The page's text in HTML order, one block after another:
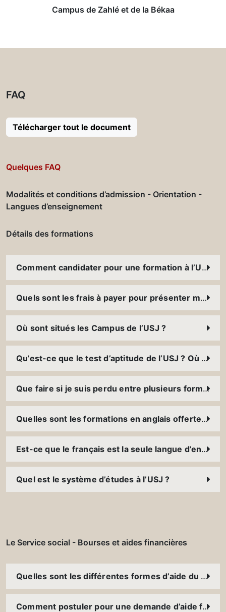
Campus de Zahlé et de la Békaa
FAQ
Télécharger tout le document
Quelques FAQ
Modalités et conditions d’admission - Orientation -
Langues d’enseignement
Détails des formations
Comment candidater pour une formation à l’USJ ?
Quels sont les frais à payer pour présenter mon dossier ?
Où sont situés les Campus de l’USJ ?
Qu’est-ce que le test d’aptitude de l’USJ ? Où et comment puis-je le présenter ?
Que faire si je suis perdu entre plusieurs formations ?
Quelles sont les formations en anglais offertes à l’USJ ?
Est-ce que le français est la seule langue d’enseignement à l’USJ ?
Quel est le système d’études à l’USJ ?
Le Service social - Bourses et aides financières
Quelles sont les différentes formes d’aide du Service social ? Est-ce que je peux bénéficier de plusieurs aides en même temps ?
Comment postuler pour une demande d’aide financière ?